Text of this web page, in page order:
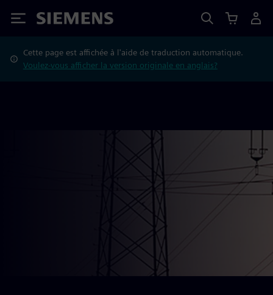
Siemens
Cette page est affichée à l'aide de traduction automatique.
Voulez-vous afficher la version originale en anglais?